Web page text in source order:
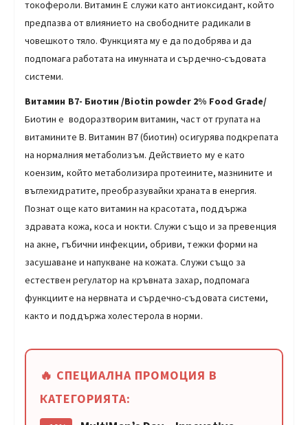
токофероли. Витамин Е служи като антиоксидант, който
предпазва от влиянието на свободните радикали в
човешкото тяло. Функцията му е да подобрява и да
подпомага работата на имунната и сърдечно-съдовата
системи.
Витамин B7- Биотин /Biotin powder 2% Food Grade/
Биотин е водоразтворим витамин, част от групата на
витамините B. Витамин B7 (биотин) осигурява подкрепата
на нормалния метаболизъм. Действието му е като
коензим, който метаболизира протеините, мазнините и
въглехидратите, преобразувайки храната в енергия.
Познат още като витамин на красотата, поддържа
здравата кожа, коса и нокти. Служи също и за превенция
на акне, гъбични инфекции, обриви, тежки форми на
засушаване и напукване на кожата. Служи също за
естествен регулатор на кръвната захар, подпомага
функциите на нервната и сърдечно-съдовата системи,
както и поддържа холестерола в норми.
🔥 СПЕЦИАЛНА ПРОМОЦИЯ В
КАТЕГОРИЯТА: